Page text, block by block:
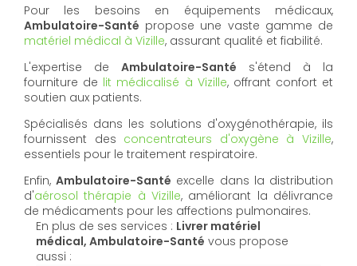
Pour les besoins en équipements médicaux,
Ambulatoire-Santé propose une vaste gamme de
matériel médical à Vizille, assurant qualité et fiabilité.
L'expertise de Ambulatoire-Santé s'étend à la
fourniture de lit médicalisé à Vizille, offrant confort et
soutien aux patients.
Spécialisés dans les solutions d'oxygénothérapie, ils
fournissent des concentrateurs d'oxygène à Vizille,
essentiels pour le traitement respiratoire.
Enfin,Ambulatoire-Santé excelle dans la distribution
d'aérosol thérapie à Vizille, améliorant la délivrance
de médicaments pour les affections pulmonaires.
En plus de ses services : Livrer matériel
médical, Ambulatoire-Santé vous propose
aussi :